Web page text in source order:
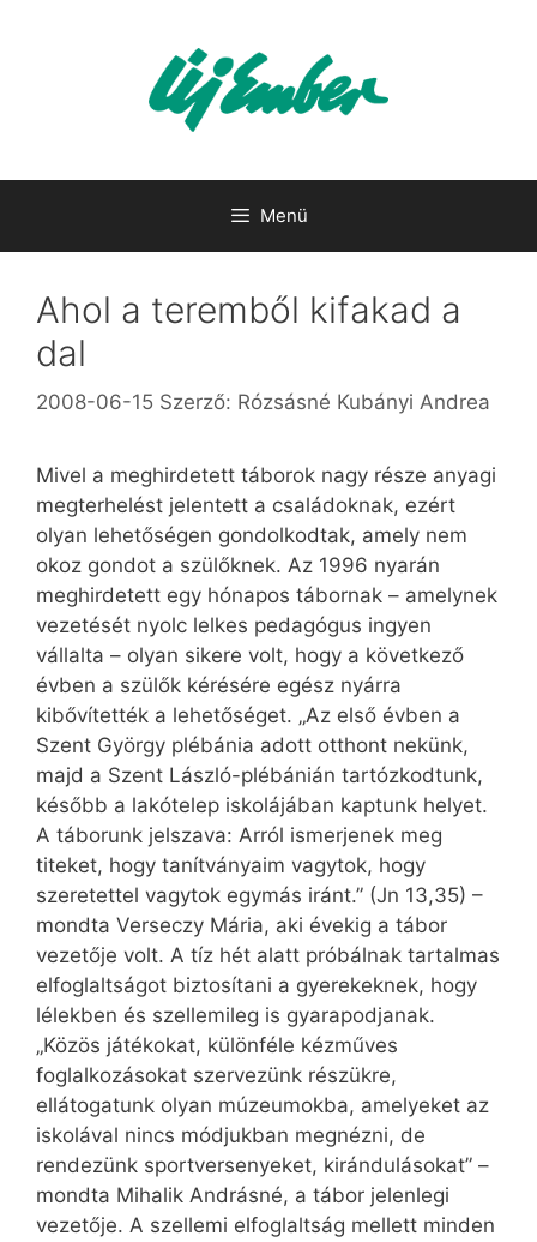
Menü
Ahol a teremből kifakad a
dal
2008-06-15 Szerző: Rózsásné Kubányi Andrea
Mivel a meghirdetett táborok nagy része anyagi
megterhelést jelentett a családoknak, ezért
olyan lehetőségen gondolkodtak, amely nem
okoz gondot a szülőknek. Az 1996 nyarán
meghirdetett egy hónapos tábornak – amelynek
vezetését nyolc lelkes pedagógus ingyen
vállalta – olyan sikere volt, hogy a következő
évben a szülők kérésére egész nyárra
kibővítették a lehetőséget. „Az első évben a
Szent György plébánia adott otthont nekünk,
majd a Szent László-plébánián tartózkodtunk,
később a lakótelep iskolájában kaptunk helyet.
A táborunk jelszava: Arról ismerjenek meg
titeket, hogy tanítványaim vagytok, hogy
szeretettel vagytok egymás iránt.” (Jn 13,35) –
mondta Verseczy Mária, aki évekig a tábor
vezetője volt. A tíz hét alatt próbálnak tartalmas
elfoglaltságot biztosítani a gyerekeknek, hogy
lélekben és szellemileg is gyarapodjanak.
„Közös játékokat, különféle kézműves
foglalkozásokat szervezünk részükre,
ellátogatunk olyan múzeumokba, amelyeket az
iskolával nincs módjukban megnézni, de
rendezünk sportversenyeket, kirándulásokat” –
mondta Mihalik Andrásné, a tábor jelenlegi
vezetője. A szellemi elfoglaltság mellett minden